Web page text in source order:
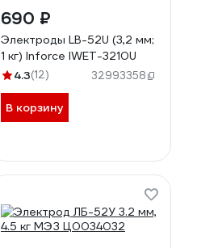
690 ₽
Электроды LB-52U (3,2 мм;
1 кг) Inforce IWET-3210U
4.3(12) 32993358
В корзину